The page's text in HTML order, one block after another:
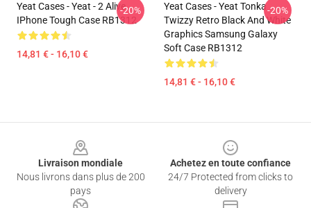
Yeat Cases - Yeat - 2 Alive
IPhone Tough Case RB1312
14,81 € - 16,10 €
-20%
Yeat Cases - Yeat Tonka
Twizzy Retro Black And White
Graphics Samsung Galaxy
Soft Case RB1312
14,81 € - 16,10 €
-20%
Livraison mondiale
Nous livrons dans plus de 200
pays
Achetez en toute confiance
24/7 Protected from clicks to
delivery